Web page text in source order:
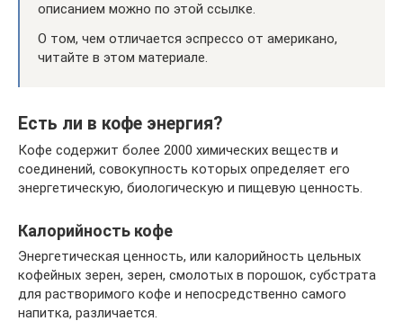
описанием можно по этой ссылке.
О том, чем отличается эспрессо от американо,
читайте в этом материале.
Есть ли в кофе энергия?
Кофе содержит более 2000 химических веществ и
соединений, совокупность которых определяет его
энергетическую, биологическую и пищевую ценность.
Калорийность кофе
Энергетическая ценность, или калорийность цельных
кофейных зерен, зерен, смолотых в порошок, субстрата
для растворимого кофе и непосредственно самого
напитка, различается.